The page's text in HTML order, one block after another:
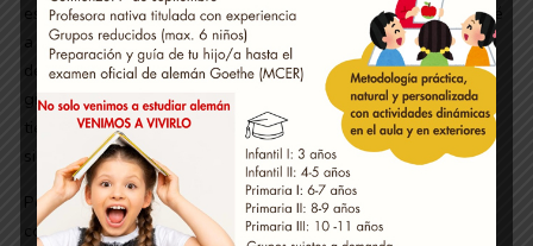
escolar y el bachillerato en La Palma, y a los 18 años regresé
a Alemania para continuar mi formación. Allí cursé el grado
de Administración y Dirección de empresas y después de
graduarme con matrícula de honor me quedé trabajando un
tiempo en ese sector. Sin embargo, mi verdadera vocación
siempre estuvo ligada a los idiomas y a la enseñanza.
Por eso decidí especializarme como profesora de alemán
como lengua extranjera a través del programa